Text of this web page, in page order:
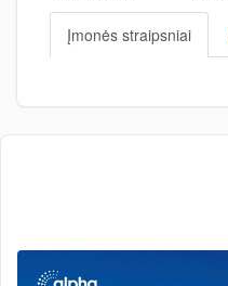
Įmonės straipsniai